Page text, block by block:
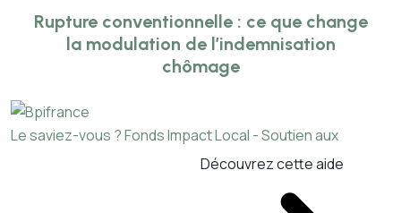
Rupture conventionnelle : ce que change
la modulation de l’indemnisation
chômage
Le saviez-vous ?Fonds Impact Local - Soutien aux
Découvrez cette aide